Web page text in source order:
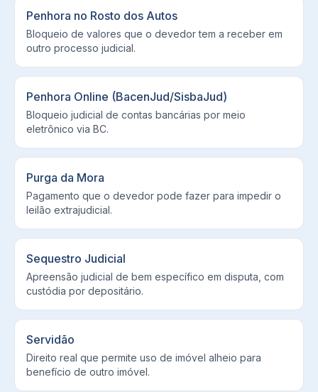
Penhora no Rosto dos Autos
Bloqueio de valores que o devedor tem a receber em
outro processo judicial.
Penhora Online (BacenJud/SisbaJud)
Bloqueio judicial de contas bancárias por meio
eletrônico via BC.
Purga da Mora
Pagamento que o devedor pode fazer para impedir o
leilão extrajudicial.
Sequestro Judicial
Apreensão judicial de bem específico em disputa, com
custódia por depositário.
Servidão
Direito real que permite uso de imóvel alheio para
benefício de outro imóvel.